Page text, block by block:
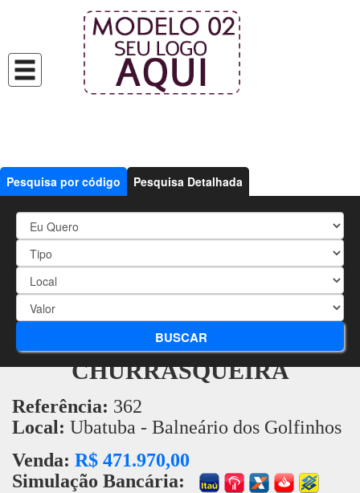
Pesquisa por código Pesquisa Detalhada
BUSCAR
362 - 02 e 03 DORMITÓRIOS +
PISCINA +
CHURRASQUEIRA
Referência: 362
Local: Ubatuba - Balneário dos Golfinhos
Venda: R$ 471.970,00
Simulação Bancária: